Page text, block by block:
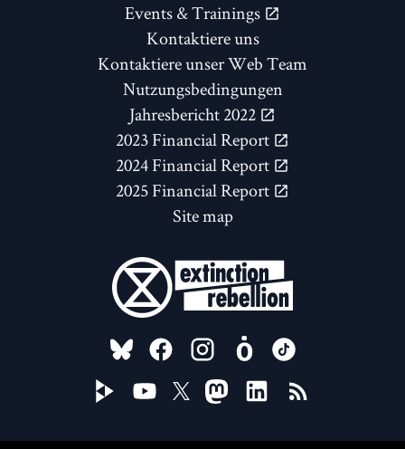
Events & Trainings
Kontaktiere uns
Kontaktiere unser Web Team
Nutzungsbedingungen
Jahresbericht 2022
2023 Financial Report
2024 Financial Report
2025 Financial Report
Site map
FOLLOW US ON